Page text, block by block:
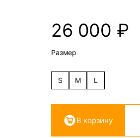
26 000 ₽
Размер
S M L
В корзину